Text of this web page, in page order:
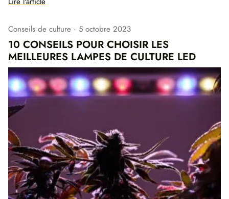
Conseils de culture 5 octobre 2023
10 CONSEILS POUR CHOISIR LES
MEILLEURES LAMPES DE CULTURE LED